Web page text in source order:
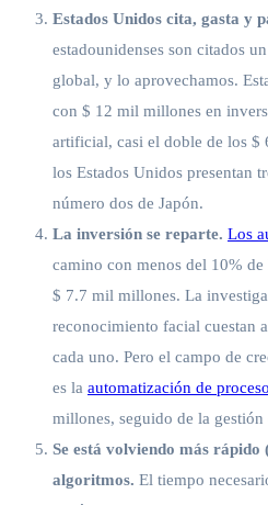
Estados Unidos cita, gasta y
estadounidenses son citados
global, y lo aprovechamos.
con $ 12 mil millones en
artificial, casi el doble de los
los Estados Unidos presentan
número dos de Japón.
La inversión se reparte. Los
camino con menos del 10%
$ 7.7 mil millones. La
reconocimiento facial cuestan
cada uno. Pero el campo de
es la automatización de
millones, seguido de la
Se está volviendo más
algoritmos. El tiempo